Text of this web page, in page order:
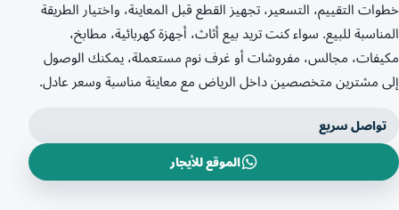
خطوات التقييم، التسعير، تجهيز القطع قبل المعاينة، واختيار الطريقة
المناسبة للبيع. سواء كنت تريد بيع أثاث، أجهزة كهربائية، مطابخ،
مكيفات، مجالس، مفروشات أو غرف نوم مستعملة، يمكنك الوصول
إلى مشترين متخصصين داخل الرياض مع معاينة مناسبة وسعر عادل.
تواصل سريع
الموقع للأيجار